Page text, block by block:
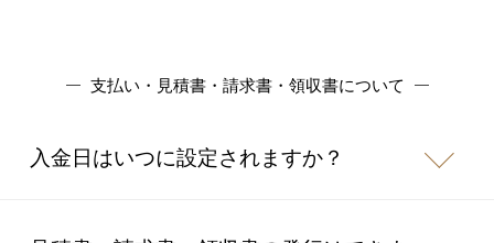
支払い・見積書・請求書・領収書について
入金日はいつに設定されますか？